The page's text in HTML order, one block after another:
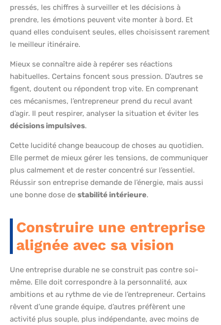
pressés, les chiffres à surveiller et les décisions à
prendre, les émotions peuvent vite monter à bord. Et
quand elles conduisent seules, elles choisissent rarement
le meilleur itinéraire.
Mieux se connaître aide à repérer ses réactions
habituelles. Certains foncent sous pression. D’autres se
figent, doutent ou répondent trop vite. En comprenant
ces mécanismes, l’entrepreneur prend du recul avant
d’agir. Il peut respirer, analyser la situation et éviter les
décisions impulsives.
Cette lucidité change beaucoup de choses au quotidien.
Elle permet de mieux gérer les tensions, de communiquer
plus calmement et de rester concentré sur l’essentiel.
Réussir son entreprise demande de l’énergie, mais aussi
une bonne dose de stabilité intérieure.
Construire une entreprise
alignée avec sa vision
Une entreprise durable ne se construit pas contre soi-
même. Elle doit correspondre à la personnalité, aux
ambitions et au rythme de vie de l’entrepreneur. Certains
rêvent d’une grande équipe, d’autres préfèrent une
activité plus souple, plus indépendante, avec moins de